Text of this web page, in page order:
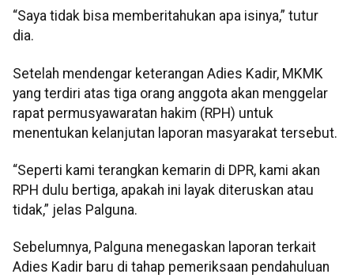
“Saya tidak bisa memberitahukan apa isinya,” tutur
dia.
Setelah mendengar keterangan Adies Kadir, MKMK
yang terdiri atas tiga orang anggota akan menggelar
rapat permusyawaratan hakim (RPH) untuk
menentukan kelanjutan laporan masyarakat tersebut.
“Seperti kami terangkan kemarin di DPR, kami akan
RPH dulu bertiga, apakah ini layak diteruskan atau
tidak,” jelas Palguna.
Sebelumnya, Palguna menegaskan laporan terkait
Adies Kadir baru di tahap pemeriksaan pendahuluan